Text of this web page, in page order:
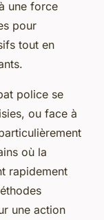
une force
pour
tout en
police se
ou face à
où la
rapidement
une action